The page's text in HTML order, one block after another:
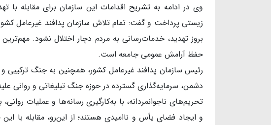
وی در ادامه به تشریح اقدامات این سازمان برای مقابله با
زیستی پرداخت و گفت: تمام تلاش سازمان پدافند غیرعامل
بروز تهدید، خدمات‌رسانی به مردم دچار اختلال نشود.
حفظ آرامش عمومی جامعه است.
رئیس سازمان پدافند غیرعامل کشور، همچنین به جنگ
دشمن، سرمایه‌گذاری گسترده در حوزه جنگ تبلیغاتی و روانی
تحریم‌های ناجوانمردانه، با به‌کارگیری رسانه‌ها و عملیات
و ایجاد فضای یأس و ناامیدی هستند؛ از این‌رو، مقابله با